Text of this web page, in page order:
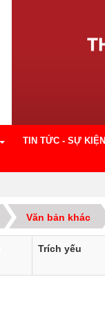
TIN TỨC - SỰ KIỆN
Văn bản khác
Trích yếu